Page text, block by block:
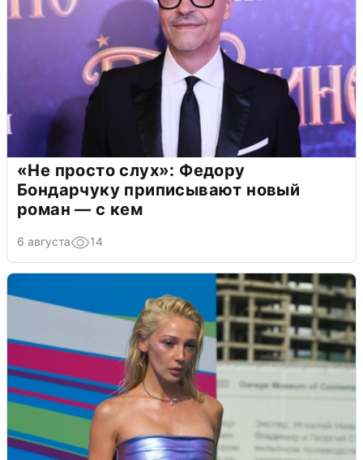
«Не просто слух»: Федору
Бондарчуку приписывают новый
роман — с кем
6 августа 14